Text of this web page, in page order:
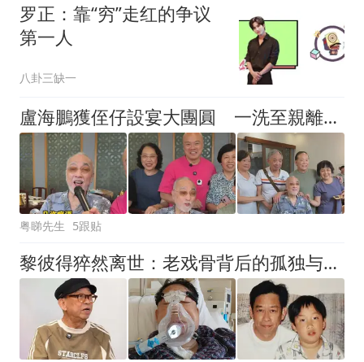
罗正：靠“穷”走红的争议
第一人
八卦三缺一
盧海鵬獲侄仔設宴大團圓 一洗至親離世傷痛中氣十足合唱大曬活力
粤睇先生 5跟贴
黎彼得猝然离世：老戏骨背后的孤独与无奈，让人动容